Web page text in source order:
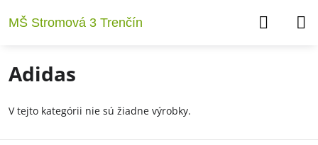
MŠ Stromová 3 Trenčín
Adidas
V tejto kategórii nie sú žiadne výrobky.